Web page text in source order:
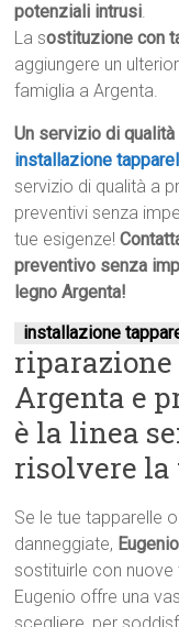
potenziali intrusi.
La sostituzione con
aggiungere un
famiglia a Argenta.
Un servizio di
installazione
servizio di qualità a
preventivi senza
tue esigenze!
preventivo senza
legno Argenta!
installazione
Argenta e
è la linea
risolvere la
Se le tue tapparelle
danneggiate,
sostituirle con
Eugenio offre una